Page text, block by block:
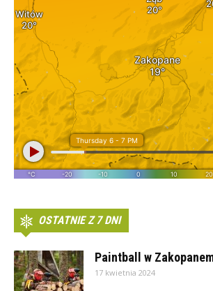
OSTATNIE Z 7 DNI
Paintball w
17 kwietnia 2024